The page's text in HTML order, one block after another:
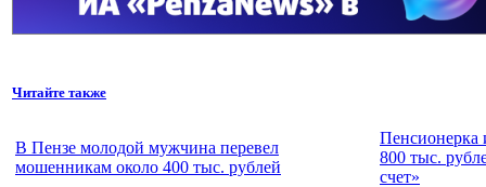
Читайте также
В Пензе молодой мужчина перевел
мошенникам около 400 тыс. рублей
Пенсионерка
800 тыс.
счет»